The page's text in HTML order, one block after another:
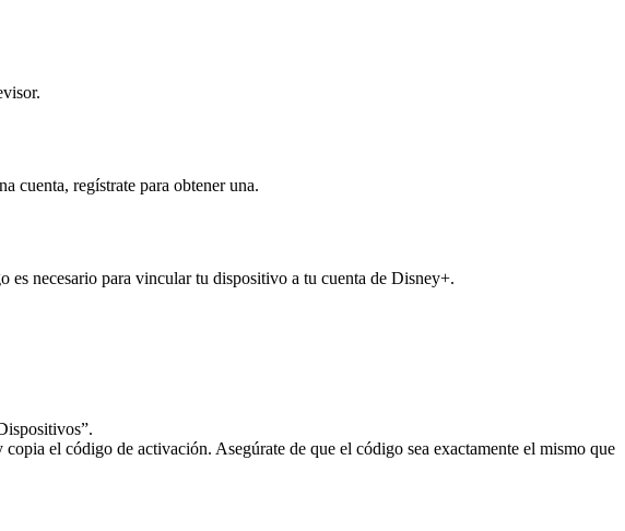
cuenta, regístrate para obtener una.
necesario para vincular tu dispositivo a tu cuenta de Disney+.
el código de activación. Asegúrate de que el código sea exactamente el mismo que